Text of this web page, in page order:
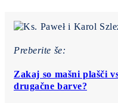
Preberite še:
Zakaj so mašni plašči
drugačne barve?